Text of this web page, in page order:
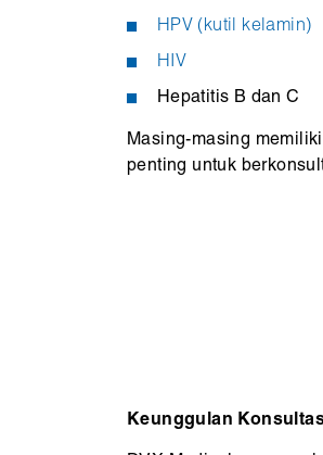
HPV (kutil kelamin)
HIV
Hepatitis B dan C
Masing-masing
penting untuk
Keunggulan